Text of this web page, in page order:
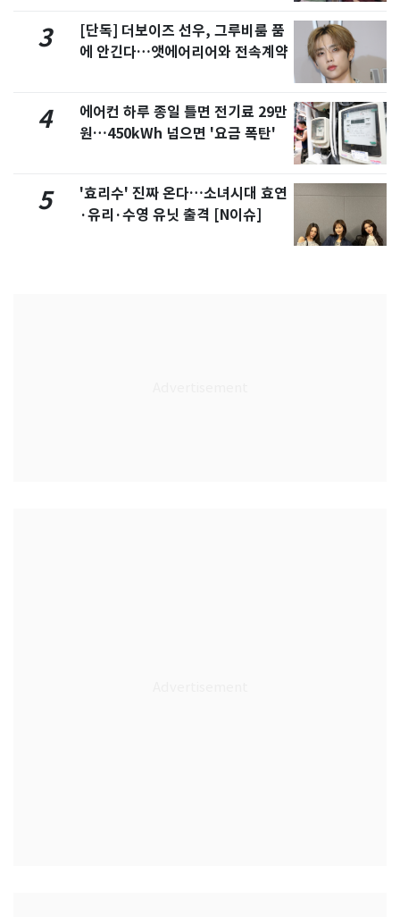
3
[단독] 더보이즈 선우, 그루비룸 품
에 안긴다…앳에어리어와 전속계약
4
에어컨 하루 종일 틀면 전기료 29만
원…450kWh 넘으면 '요금 폭탄'
5
'효리수' 진짜 온다…소녀시대 효연
·유리·수영 유닛 출격 [N이슈]